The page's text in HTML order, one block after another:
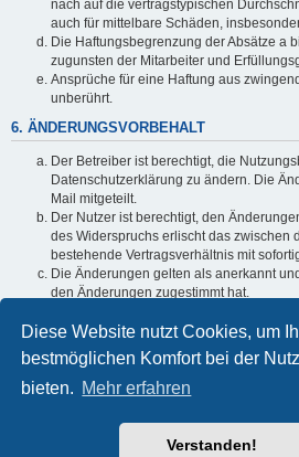
Diese Website nutzt Cookies, um
bestmöglichen Komfort bei der
bieten. Mehr erfahren
Verstanden!
nach auf die vertragstypischen
auch für mittelbare Schäden,
Die Haftungsbegrenzung der Absätze a
zugunsten der Mitarbeiter und
Ansprüche für eine Haftung aus
unberührt.
6. ÄNDERUNGSVORBEHALT
Der Betreiber ist berechtigt, die
Datenschutzerklärung zu ändern. Die
Mail mitgeteilt.
Der Nutzer ist berechtigt, den
des Widerspruchs erlischt das zwischen
bestehende Vertragsverhältnis mit
Die Änderungen gelten als anerkannt
den Änderungen zugestimmt hat.
Informationen über den Umgang mit
in der Datenschutzerklärung enthalten.
Powered byphpBB® Forum